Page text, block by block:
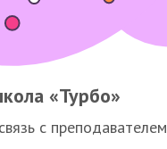
«Турбо»
с преподавателем